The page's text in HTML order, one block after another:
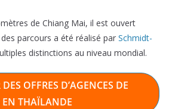
de Chiang Mai, il est ouvert
parcours a été réalisé par Schmidt-
distinctions au niveau mondial.
OFFRES D’AGENCES DE
EN THAÏLANDE